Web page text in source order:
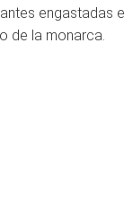
engastadas
de la monarca.